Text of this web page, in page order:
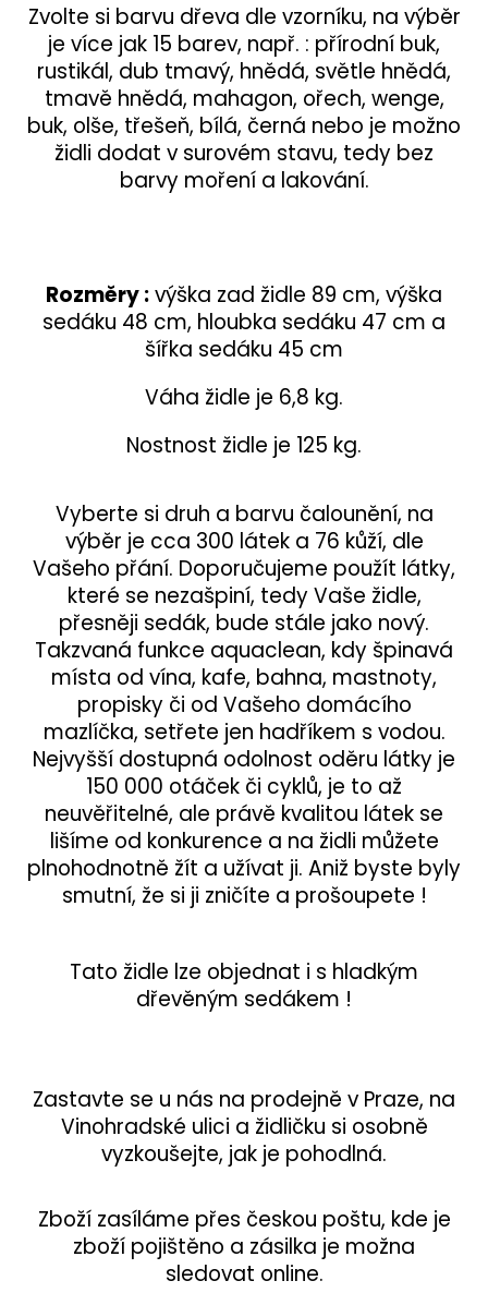
Zvolte si barvu dřeva dle vzorníku, na výběr
je více jak 15 barev, např. : přírodní buk,
rustikál, dub tmavý, hnědá, světle hnědá,
tmavě hnědá, mahagon, ořech, wenge,
buk, olše, třešeň, bílá, černá nebo je možno
židli dodat v surovém stavu, tedy bez
barvy moření a lakování.
Rozměry :výška zad židle 89 cm, výška
sedáku 48 cm, hloubka sedáku 47 cm a
šířka sedáku 45 cm
Váha židle je 6,8 kg.
Nostnost židle je 125 kg.
Vyberte si druh a barvu čalounění, na
výběr je cca 300 látek a 76 kůží, dle
Vašeho přání. Doporučujeme použít látky,
které se nezašpiní, tedy Vaše židle,
přesněji sedák, bude stále jako nový.
Takzvaná funkce aquaclean, kdy špinavá
místa od vína, kafe, bahna, mastnoty,
propisky či od Vašeho domácího
mazlíčka, setřete jen hadříkem s vodou.
Nejvyšší dostupná odolnost oděru látky je
150 000 otáček či cyklů, je to až
neuvěřitelné, ale právě kvalitou látek se
lišíme od konkurence a na židli můžete
plnohodnotně žít a užívat ji. Aniž byste byly
smutní, že si ji zničíte a prošoupete !
Tato židle lze objednat i s hladkým
dřevěným sedákem !
Zastavte se u nás na prodejně v Praze, na
Vinohradské ulici a židličku si osobně
vyzkoušejte, jak je pohodlná.
Zboží zasíláme přes českou poštu, kde je
zboží pojištěno a zásilka je možna
sledovat online.